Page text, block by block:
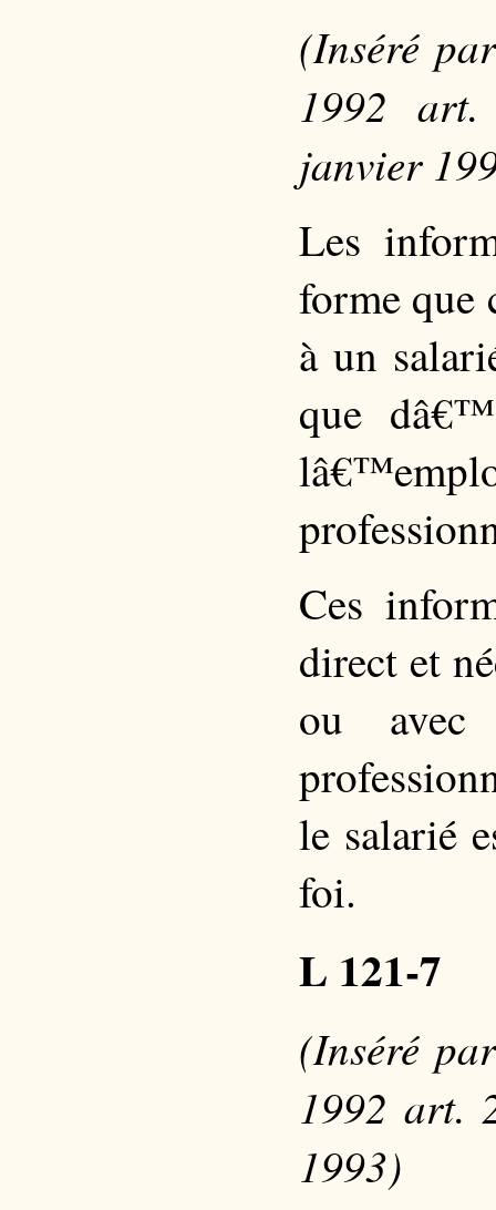
(Inséré
1992
janvier
Les
forme que
à un
que
Ces
direct et
ou avec
le salarié
foi.
L 121-7
(Inséré
1992 art.
1993)